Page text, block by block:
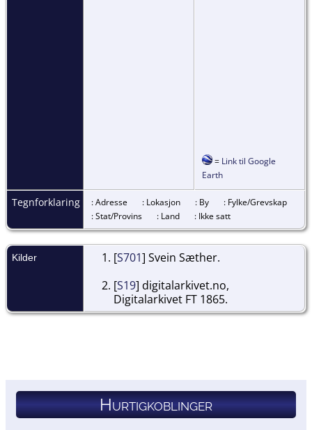
= Link til Google
Earth
Tegnforklaring : Adresse : Lokasjon : By
: Fylke/Grevskap
: Stat/Provins
: Land : Ikke satt
Kilder [S701] Svein Sæther.
[S19] digitalarkivet.no,
Digitalarkivet FT 1865.
Hurtigkoblinger